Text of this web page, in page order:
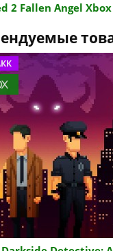
2 Fallen Angel